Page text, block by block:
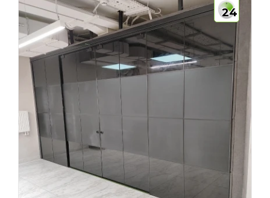
24